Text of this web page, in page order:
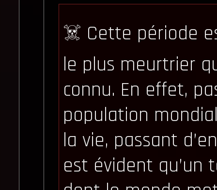
☠️ Cette période
le plus meurtrier
connu. En effet,
population
la vie, passant
est évident qu’un